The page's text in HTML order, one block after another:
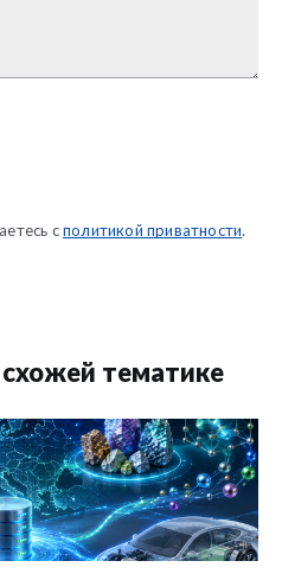
с политикой приватности.
тематике